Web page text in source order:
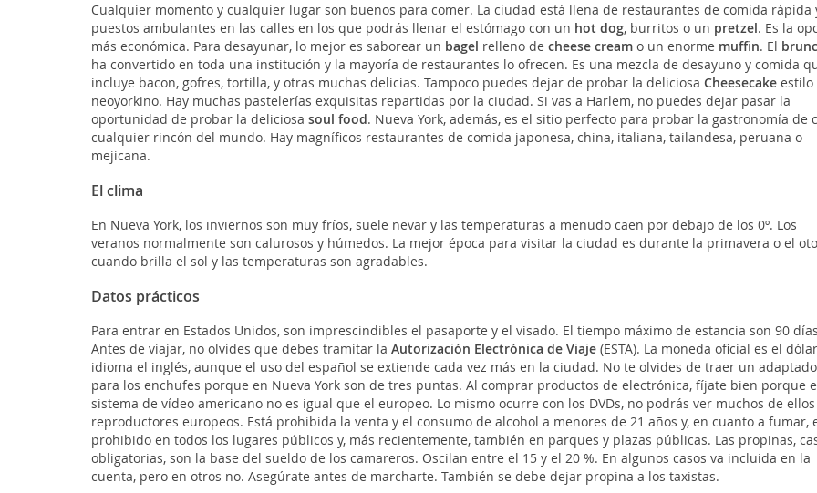
Cualquier momento y cualquier lugar son buenos para comer. La ciudad está llena de restaurantes de comida rápida
puestos ambulantes en las calles en los que podrás llenar el estómago con un hot dog, burritos o un pretzel. Es la
más económica. Para desayunar, lo mejor es saborear un bagel relleno de cheese creamo un enorme muffin. El
ha convertido en toda una institución y la mayoría de restaurantes lo ofrecen. Es una mezcla de desayuno y comida
incluye bacon, gofres, tortilla, y otras muchas delicias. Tampoco puedes dejar de probar la deliciosa Cheesecakeestilo
neoyorkino. Hay muchas pastelerías exquisitas repartidas por la ciudad. Si vas a Harlem, no puedes dejar pasar la
oportunidad de probar la deliciosa soul food. Nueva York, además, es el sitio perfecto para probar la gastronomía de
cualquier rincón del mundo. Hay magníficos restaurantes de comida japonesa, china, italiana, tailandesa, peruana o
mejicana.
El clima
En Nueva York, los inviernos son muy fríos, suele nevar y las temperaturas a menudo caen por debajo de los 0º. Los
veranos normalmente son calurosos y húmedos. La mejor época para visitar la ciudad es durante la primavera o el
cuando brilla el sol y las temperaturas son agradables.
Datos prácticos
Para entrar en Estados Unidos, son imprescindibles el pasaporte y el visado. El tiempo máximo de estancia son 90
Antes de viajar, no olvides que debes tramitar la Autorización Electrónica de Viaje(ESTA). La moneda oficial es el
idioma el inglés, aunque el uso del español se extiende cada vez más en la ciudad. No te olvides de traer un
para los enchufes porque en Nueva York son de tres puntas. Al comprar productos de electrónica, fíjate bien porque
sistema de vídeo americano no es igual que el europeo. Lo mismo ocurre con los DVDs, no podrás ver muchos de
reproductores europeos. Está prohibida la venta y el consumo de alcohol a menores de 21 años y, en cuanto a fumar,
prohibido en todos los lugares públicos y, más recientemente, también en parques y plazas públicas. Las propinas,
obligatorias, son la base del sueldo de los camareros. Oscilan entre el 15 y el 20 %. En algunos casos va incluida en la
cuenta, pero en otros no. Asegúrate antes de marcharte. También se debe dejar propina a los taxistas.